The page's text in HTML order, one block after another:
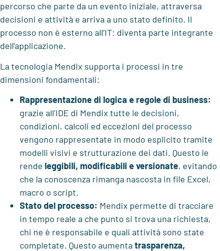
percorso che parte da un evento iniziale, attraversa
decisioni e attività e arriva a uno stato definito. Il
processo non è esterno all’IT: diventa parte integrante
dell’applicazione.
La tecnologia Mendix supporta i processi in tre
dimensioni fondamentali:
Rappresentazione di logica e regole di business:
grazie all’IDE di Mendix tutte le decisioni,
condizioni, calcoli ed eccezioni del processo
vengono rappresentate in modo esplicito tramite
modelli visivi e strutturazione dei dati. Questo le
rende leggibili, modificabili e versionate, evitando
che la conoscenza rimanga nascosta in file Excel,
macro o script.
Stato del processo: Mendix permette di tracciare
in tempo reale a che punto si trova una richiesta,
chi ne è responsabile e quali attività sono state
completate. Questo aumenta trasparenza,